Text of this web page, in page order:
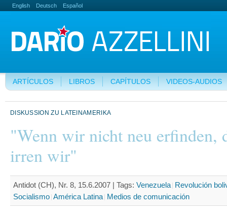
English Deutsch Español
ARTÍCULOS LIBROS CAPÍTULOS VIDEOS-AUDIOS
DISKUSSION ZU LATEINAMERIKA
"Wenn wir nicht neu erfinden,
irren wir"
Antidot (CH), Nr. 8, 15.6.2007 | Tags: Venezuela Revolución
Socialismo América Latina Medios de comunicación